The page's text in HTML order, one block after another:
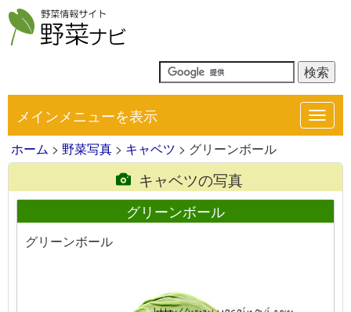
メインメニューを表示
ホーム > 野菜写真 > キャベツ > グリーンボール
キャベツの写真
グリーンボール
グリーンボール